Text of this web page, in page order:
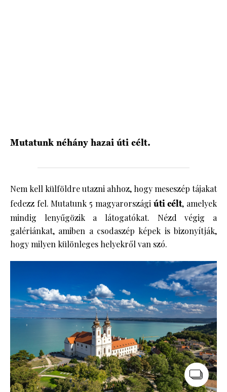
Mutatunk néhány hazai úti célt.
Nem kell külföldre utazni ahhoz, hogy meseszép tájakat
fedezz fel. Mutatunk 5 magyarországi úti célt, amelyek
mindig lenyűgözik a látogatókat. Nézd végig a
galériánkat, amiben a csodaszép képek is bizonyítják,
hogy milyen különleges helyekről van szó.